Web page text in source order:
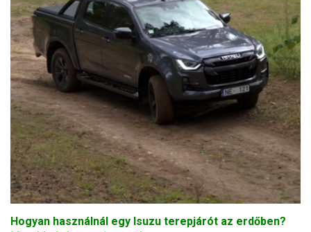
Hogyan használnál egy Isuzu terepjárót az erdőben?